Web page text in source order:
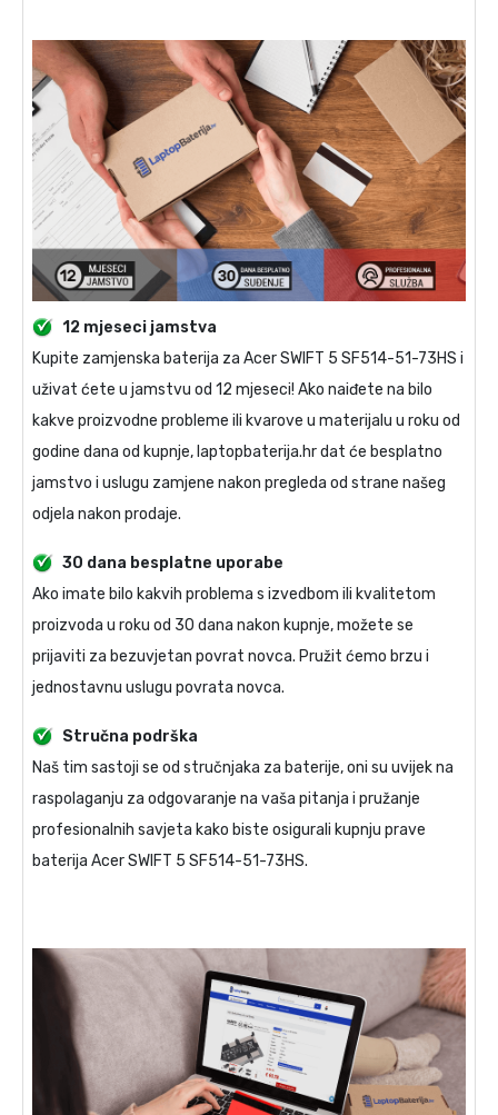
12 mjeseci jamstva
Kupite zamjenska baterija za Acer SWIFT 5 SF514-51-73HS i
uživat ćete u jamstvu od 12 mjeseci! Ako naiđete na bilo
kakve proizvodne probleme ili kvarove u materijalu u roku od
godine dana od kupnje, laptopbaterija.hr dat će besplatno
jamstvo i uslugu zamjene nakon pregleda od strane našeg
odjela nakon prodaje.
30 dana besplatne uporabe
Ako imate bilo kakvih problema s izvedbom ili kvalitetom
proizvoda u roku od 30 dana nakon kupnje, možete se
prijaviti za bezuvjetan povrat novca. Pružit ćemo brzu i
jednostavnu uslugu povrata novca.
Stručna podrška
Naš tim sastoji se od stručnjaka za baterije, oni su uvijek na
raspolaganju za odgovaranje na vaša pitanja i pružanje
profesionalnih savjeta kako biste osigurali kupnju prave
baterija Acer SWIFT 5 SF514-51-73HS.